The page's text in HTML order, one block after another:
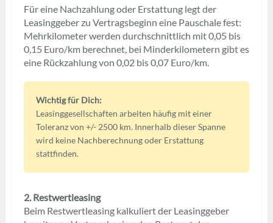
Für eine Nachzahlung oder Erstattung legt der
Leasinggeber zu Vertragsbeginn eine Pauschale fest:
Mehrkilometer werden durchschnittlich mit 0,05 bis
0,15 Euro/km berechnet, bei Minderkilometern gibt es
eine Rückzahlung von 0,02 bis 0,07 Euro/km.
Wichtig für Dich:
Leasinggesellschaften arbeiten häufig mit einer
Toleranz von +/- 2500 km. Innerhalb dieser Spanne
wird keine Nachberechnung oder Erstattung
stattfinden.
2. Restwertleasing
Beim Restwertleasing kalkuliert der Leasinggeber